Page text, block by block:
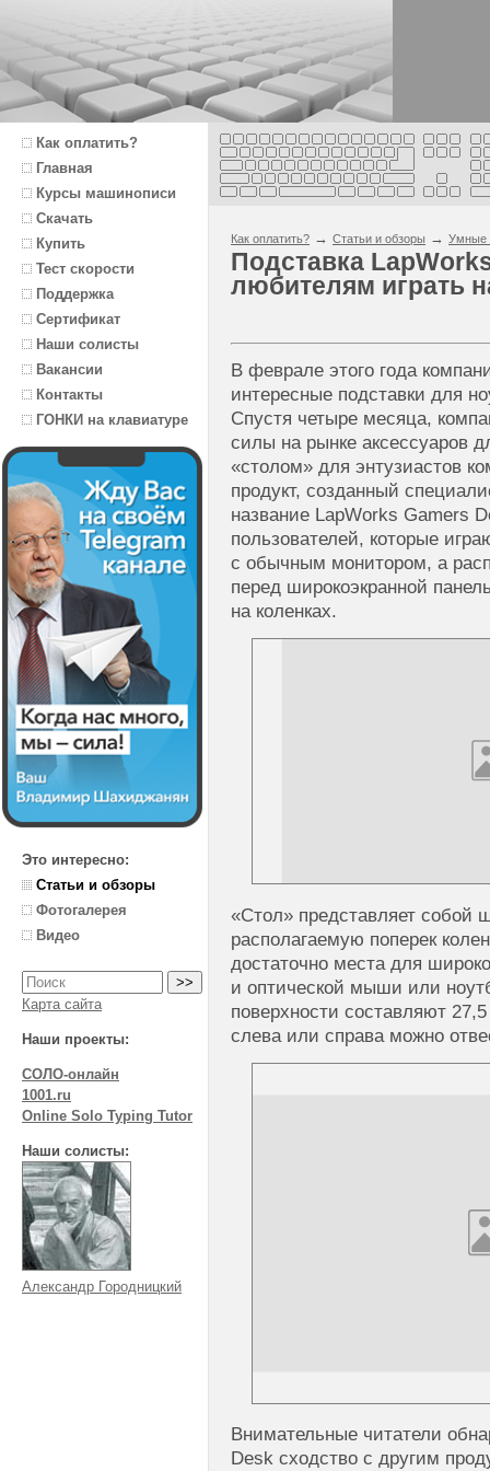
Как оплатить?
Главная
Курсы машинописи
Скачать
Купить
Тест скорости
Поддержка
Сертификат
Наши солисты
Вакансии
Контакты
ГОНКИ на клавиатуре
Это интересно:
Статьи и обзоры
Фотогалерея
Видео
Карта сайта
Наши проекты:
СОЛО-онлайн
1001.ru
Online Solo Typing Tutor
Наши солисты:
Александр Городницкий
Как оплатить? → Статьи и обзоры → Умные
Подставка
любителям играть
В феврале этого года
интересные подставки для
Спустя четыре месяца,
силы на рынке аксессуаров
«столом» для энтузиастов
продукт, созданный
название LapWorks Gamers
пользователей, которые
с обычным монитором, а
перед широкоэкранной
на коленках.
«Стол» представляет собой
располагаемую поперек
достаточно места для
и оптической мыши или
поверхности составляют
слева или справа можно
Внимательные читатели
Desk сходство с другим